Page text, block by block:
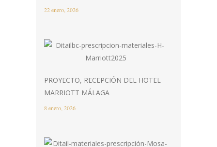
22 enero, 2026
PROYECTO, RECEPCIÓN DEL HOTEL
MARRIOTT MÁLAGA
8 enero, 2026